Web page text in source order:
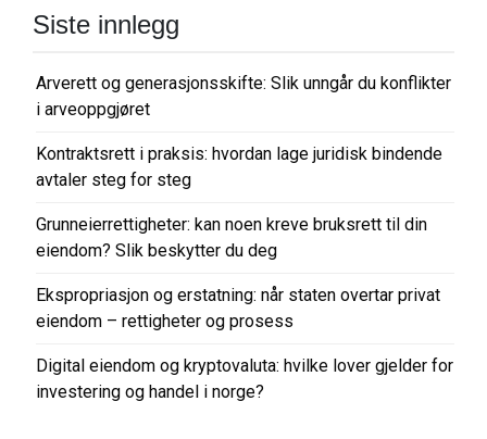
Siste innlegg
Arverett og generasjonsskifte: Slik unngår du konflikter
i arveoppgjøret
Kontraktsrett i praksis: hvordan lage juridisk bindende
avtaler steg for steg
Grunneierrettigheter: kan noen kreve bruksrett til din
eiendom? Slik beskytter du deg
Ekspropriasjon og erstatning: når staten overtar privat
eiendom – rettigheter og prosess
Digital eiendom og kryptovaluta: hvilke lover gjelder for
investering og handel i norge?